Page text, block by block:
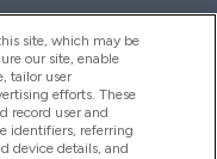
site, which may be
our site, enable
tailor user
efforts. These
record user and
identifiers, referring
device details, and